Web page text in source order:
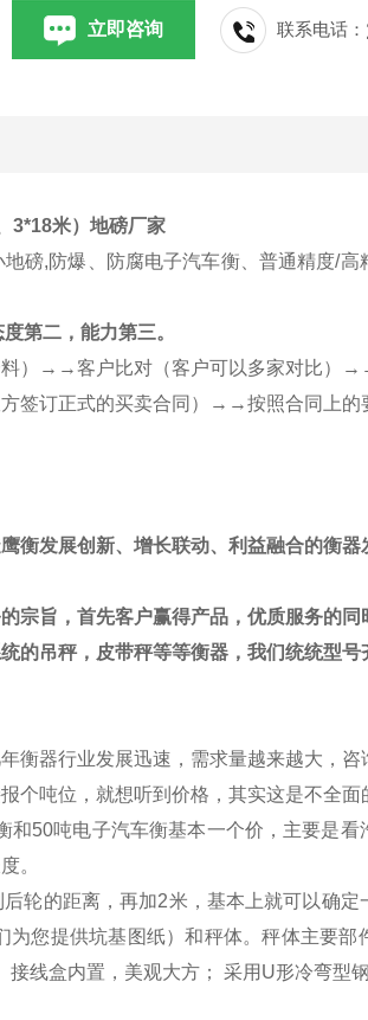
立即咨询 联系电话：
3*18米）地磅厂家
地磅,防爆、防腐电子汽车衡、普通精度/高
第二，能力第三。
）→→客户比对（客户可以多家对比）
订正式的买卖合同）→→按照合同上的
鹰衡发展创新、增长联动、利益融合的衡器
宗旨，首先客户赢得产品，优质服务的同
的吊秤，皮带秤等等衡器，我们统统型
衡器行业发展迅速，需求量越来越大，咨
个吨位，就想听到价格，其实这是不全面
和50吨电子汽车衡基本一个价，主要是看
。
轮的距离，再加2米，基本上就可以确定
您提供坑基图纸）和秤体。秤体主要部
接线盒内置，美观大方； 采用 U形冷弯型